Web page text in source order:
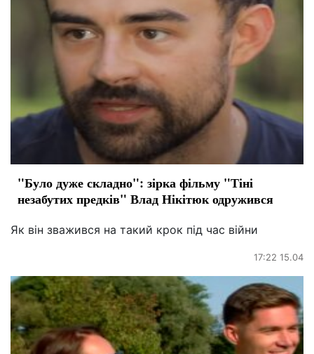
"Було дуже складно": зірка фільму "Тіні
незабутих предків" Влад Нікітюк одружився
Як він зважився на такий крок під час війни
17:22 15.04